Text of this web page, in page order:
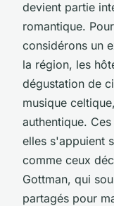
devient partie
romantique.
considérons un
la région, les
dégustation de
musique
authentique.
elles s'appuient
comme ceux
Gottman, qui
partagés pour